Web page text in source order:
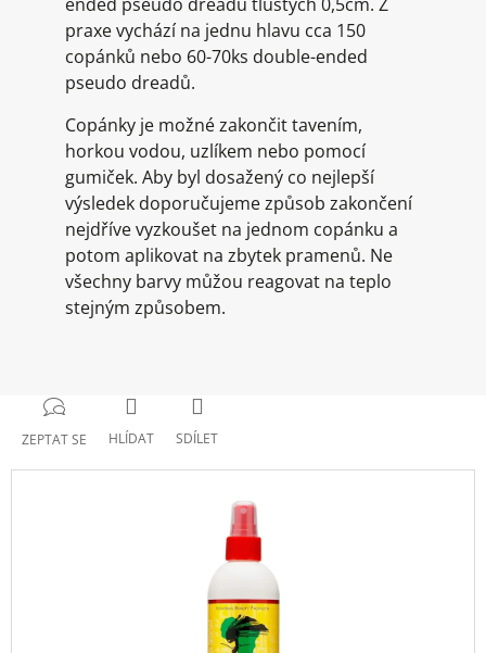
praxe vychází na jednu hlavu cca 150
copánků nebo 60-70ks double-ended
pseudo dreadů.
Copánky je možné zakončit tavením,
horkou vodou, uzlíkem nebo pomocí
gumiček. Aby byl dosažený co nejlepší
výsledek doporučujeme způsob zakončení
nejdříve vyzkoušet na jednom copánku a
potom aplikovat na zbytek pramenů. Ne
všechny barvy můžou reagovat na teplo
stejným způsobem.
ZEPTAT SE HLÍDAT SDÍLET